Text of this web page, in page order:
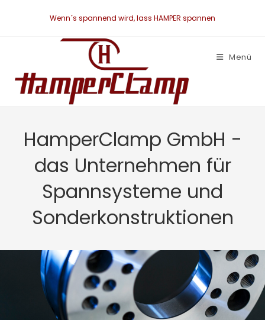
Wenn´s spannend wird, lass HAMPER spannen
Menü
HamperClamp GmbH -
das Unternehmen für
Spannsysteme und
Sonderkonstruktionen